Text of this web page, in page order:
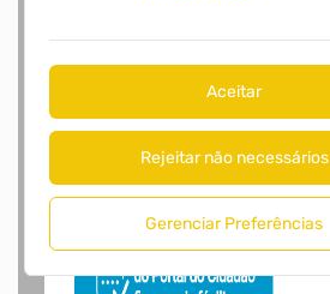
Aceitar
Rejeitar não necessários
Gerenciar Preferências